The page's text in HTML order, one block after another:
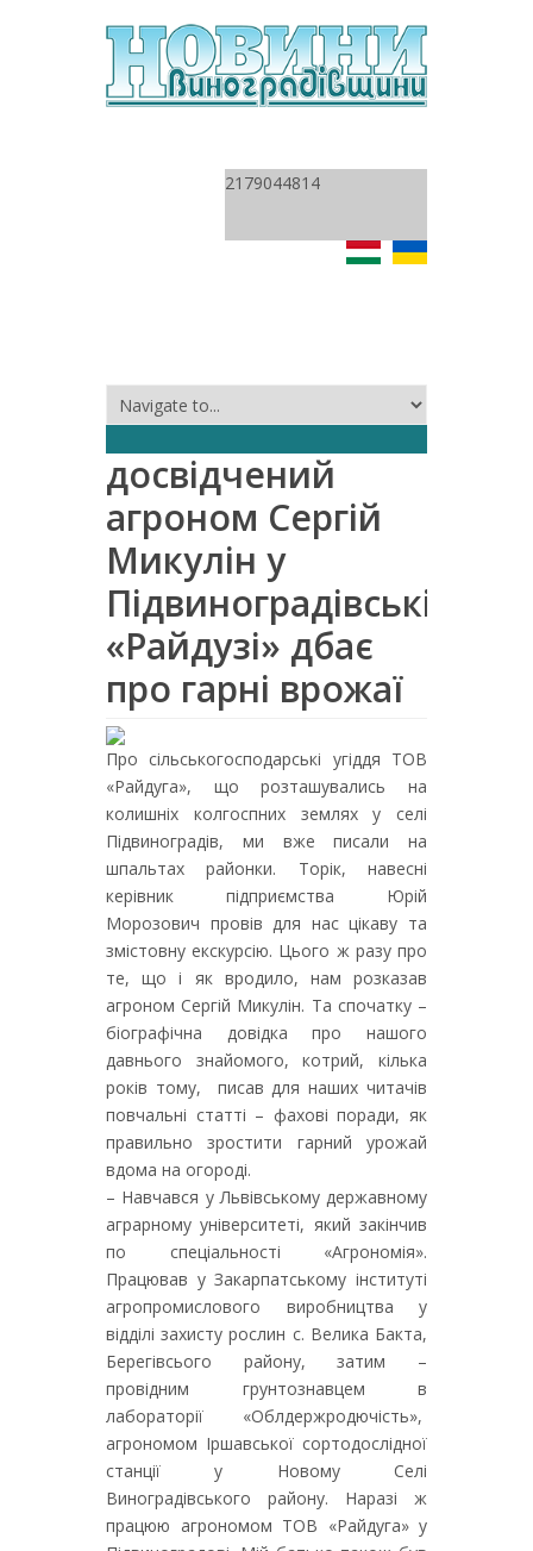
2179044814
досвідчений
агроном Сергій
Микулін у
Підвиноградівській
«Райдузі» дбає
про гарні врожаї
Про сільськогосподарські угіддя ТОВ
«Райдуга», що розташувались на
колишніх колгоспних землях у селі
Підвиноградів, ми вже писали на
шпальтах районки. Торік, навесні
керівник підприємства Юрій
Морозович провів для нас цікаву та
змістовну екскурсію. Цього ж разу про
те, що і як вродило, нам розказав
агроном Сергій Микулін. Та спочатку –
біографічна довідка про нашого
давнього знайомого, котрий, кілька
років тому, писав для наших читачів
повчальні статті – фахові поради, як
правильно зростити гарний урожай
вдома на огороді.
– Навчався у Львівському державному
аграрному університеті, який закінчив
по спеціальності «Агрономія».
Працював у Закарпатському інституті
агропромислового виробництва у
відділі захисту рослин с. Велика Бакта,
Берегівсього району, затим –
провідним грунтознавцем в
лабораторії «Облдержродючість»,
агрономом Іршавської сортодослідної
станції у Новому Селі
Виноградівського району. Наразі ж
працюю агрономом ТОВ «Райдуга» у